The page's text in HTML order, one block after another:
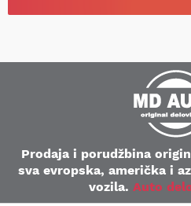
Prodaja i porudžbina
sva evropska, američka i
vozila. Auto